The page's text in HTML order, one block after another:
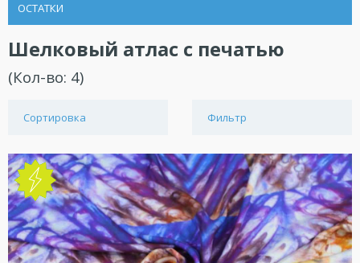
ОСТАТКИ
Шелковый атлас с печатью
(Кол-во: 4)
Сортировка Фильтр
NEW